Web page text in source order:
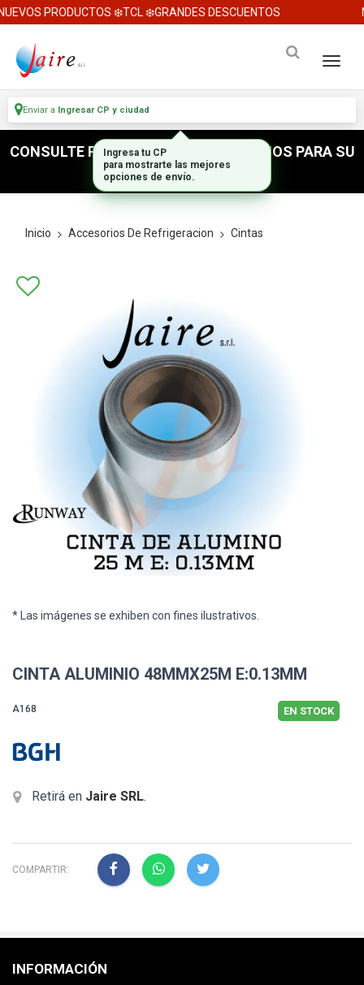
PRODUCTOS ❄️TCL ❄️GRANDES DESCUENTOS
Enviar a Ingresar CP y ciudad
CONSULTE POR ACCESORIOS E INSUMOS PARA SU
INSTALACION
Inicio Accesorios De Refrigeracion Cintas
* Las imágenes se exhiben con fines ilustrativos.
CINTA ALUMINIO 48MMX25M E:0.13MM
A168 EN STOCK
Retirá en Jaire SRL.
COMPARTIR:
INFORMACIÓN
Ingresa tu CP
para mostrarte las mejores
opciones de envío.